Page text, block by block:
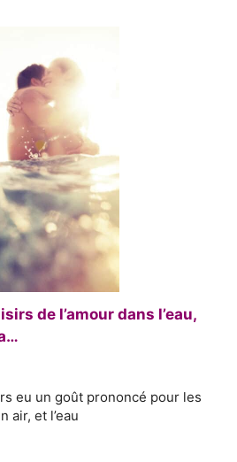
de l’amour dans l’eau,
eu un goût prononcé pour les
air, et l’eau